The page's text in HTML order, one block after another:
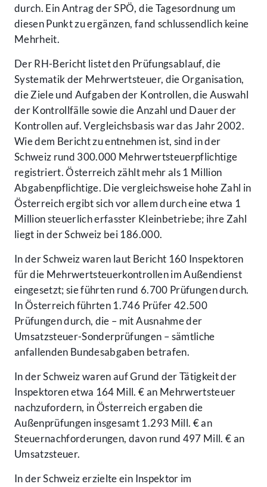
durch. Ein Antrag der SPÖ, die Tagesordnung um
diesen Punkt zu ergänzen, fand schlussendlich keine
Mehrheit.
Der RH-Bericht listet den Prüfungsablauf, die
Systematik der Mehrwertsteuer, die Organisation,
die Ziele und Aufgaben der Kontrollen, die Auswahl
der Kontrollfälle sowie die Anzahl und Dauer der
Kontrollen auf. Vergleichsbasis war das Jahr 2002.
Wie dem Bericht zu entnehmen ist, sind in der
Schweiz rund 300.000 Mehrwertsteuerpflichtige
registriert. Österreich zählt mehr als 1 Million
Abgabenpflichtige. Die vergleichsweise hohe Zahl in
Österreich ergibt sich vor allem durch eine etwa 1
Million steuerlich erfasster Kleinbetriebe; ihre Zahl
liegt in der Schweiz bei 186.000.
In der Schweiz waren laut Bericht 160 Inspektoren
für die Mehrwertsteuerkontrollen im Außendienst
eingesetzt; sie führten rund 6.700 Prüfungen durch.
In Österreich führten 1.746 Prüfer 42.500
Prüfungen durch, die – mit Ausnahme der
Umsatzsteuer-Sonderprüfungen – sämtliche
anfallenden Bundesabgaben betrafen.
In der Schweiz waren auf Grund der Tätigkeit der
Inspektoren etwa 164 Mill. € an Mehrwertsteuer
nachzufordern, in Österreich ergaben die
Außenprüfungen insgesamt 1.293 Mill. € an
Steuernachforderungen, davon rund 497 Mill. € an
Umsatzsteuer.
In der Schweiz erzielte ein Inspektor im